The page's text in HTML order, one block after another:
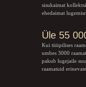
sisukaimat
ehedaimat
Üle 55
Kui tüüpilises
umbes 3000
pakub lugejaile
raamatuid